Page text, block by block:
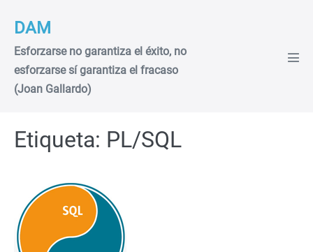
contenido
DAM
Esforzarse no garantiza el éxito, no
esforzarse sí garantiza el fracaso
(Joan Gallardo)
Etiqueta: PL/SQL
Estructuras
de
control